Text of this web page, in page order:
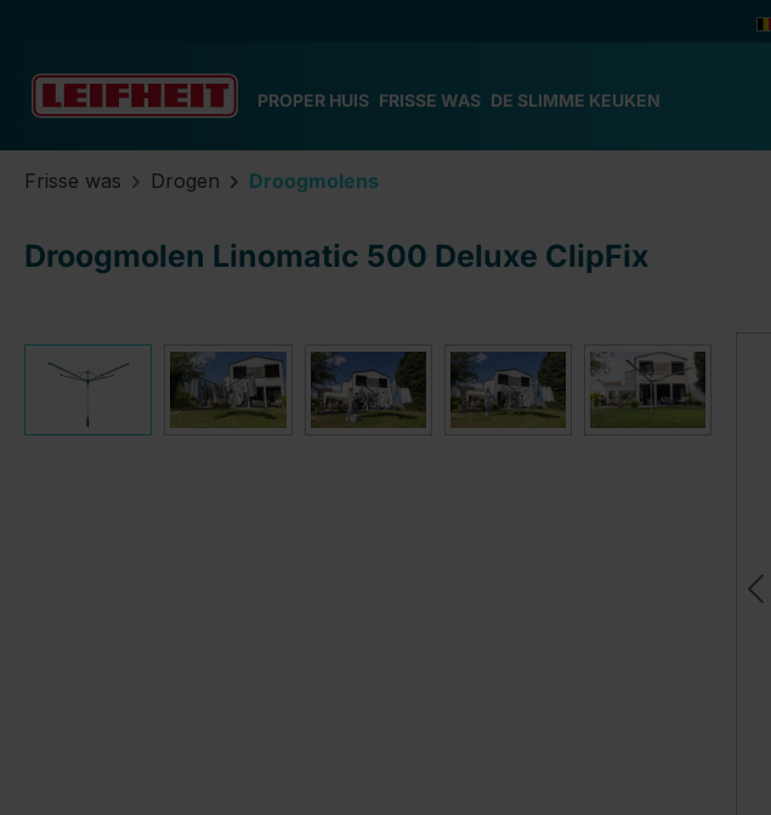
PROPER HUIS FRISSE WAS DE SLIMME KEUKEN
Frisse was Drogen Droogmolens
Droogmolen Linomatic 500 Deluxe ClipFix